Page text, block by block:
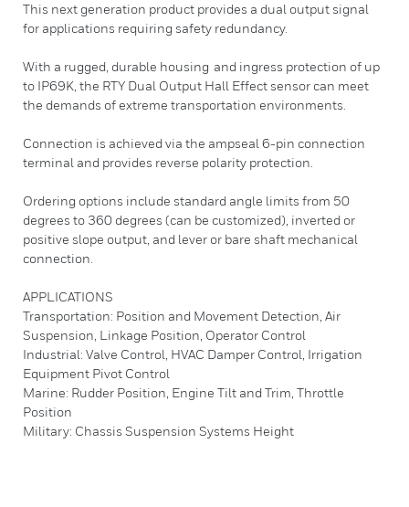
This next generation product provides a dual output signal
for applications requiring safety redundancy.
With a rugged, durable housing and ingress protection of up
to IP69K, the RTY Dual Output Hall Effect sensor can meet
the demands of extreme transportation environments.
Connection is achieved via the ampseal 6-pin connection
terminal and provides reverse polarity protection.
Ordering options include standard angle limits from 50
degrees to 360 degrees (can be customized), inverted or
positive slope output, and lever or bare shaft mechanical
connection.
APPLICATIONS
Transportation: Position and Movement Detection, Air
Suspension, Linkage Position, Operator Control
Industrial: Valve Control, HVAC Damper Control, Irrigation
Equipment Pivot Control
Marine: Rudder Position, Engine Tilt and Trim, Throttle
Position
Military: Chassis Suspension Systems Height